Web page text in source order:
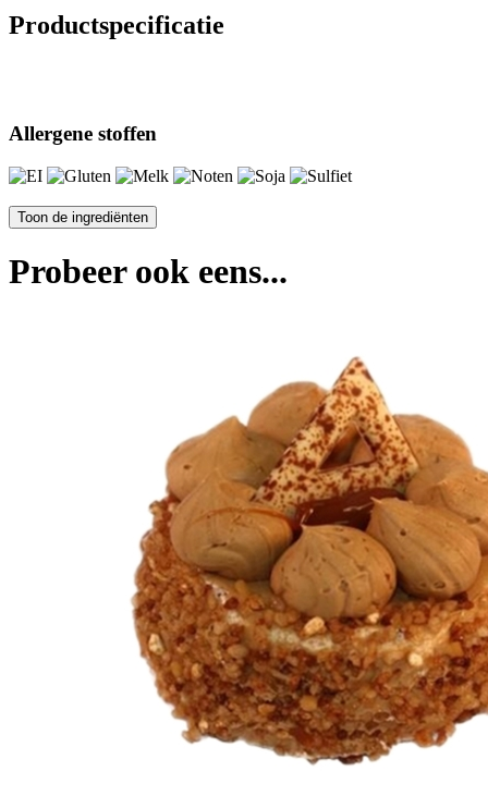
Productspecificatie
Allergene stoffen
Probeer ook eens...